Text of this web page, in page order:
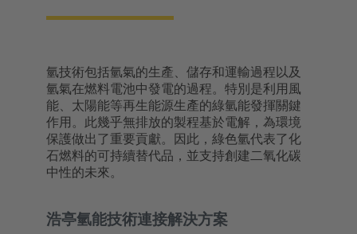
氫技術包括氫氣的生產、儲存和運輸過程以及
氫氣在燃料電池中發電的過程。特別是利用風
能、太陽能等再生能源生產的綠氫能發揮關鍵
作用。此幾乎無排放的製程基於電解，為環境
保護做出了重要貢獻。因此，綠色氫代表了化
石燃料的可持續替代品，並支持創建二氧化碳
中性的未來。
浩亭氫能技術連接解決方案